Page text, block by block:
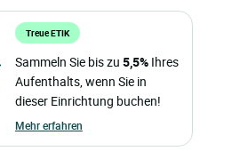
Treue ETIK
Sammeln Sie bis zu 5,5%Ihres
Aufenthalts, wenn Sie in
dieser Einrichtung buchen!
Mehr erfahren